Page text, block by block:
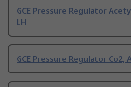
GCE Pressure Regulator
LH
GCE Pressure Regulator Co2,